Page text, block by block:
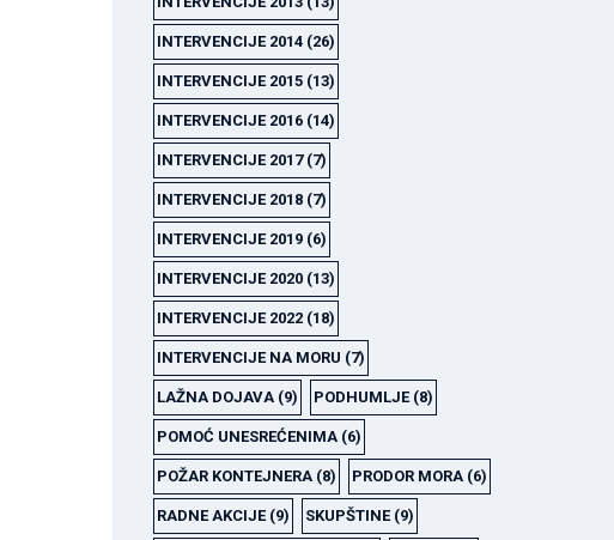
INTERVENCIJE 2014(26)
INTERVENCIJE 2015(13)
INTERVENCIJE 2016(14)
INTERVENCIJE 2017(7)
INTERVENCIJE 2018(7)
INTERVENCIJE 2019(6)
INTERVENCIJE 2020(13)
INTERVENCIJE 2022(18)
INTERVENCIJE NA MORU (7)
LAŽNA DOJAVA(9) PODHUMLJE(8)
POMOĆ UNESREĆENIMA(6)
POŽAR KONTEJNERA(8) PRODOR MORA(6)
RADNE AKCIJE(9) SKUPŠTINE(9)